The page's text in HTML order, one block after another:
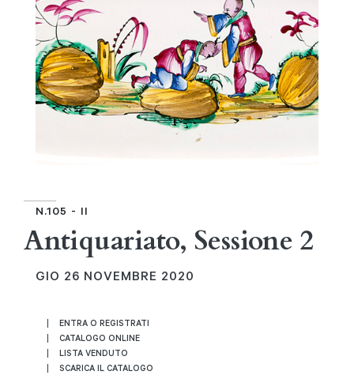
N.105 - II
Antiquariato, Sessione 2
GIO 26 NOVEMBRE 2020
ENTRA O REGISTRATI
CATALOGO ONLINE
LISTA VENDUTO
SCARICA IL CATALOGO